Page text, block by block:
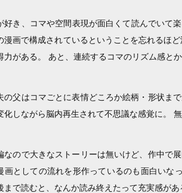
好き、コマや空間表現が面白くて読んでいて
漫画で構成されているということを忘れるほ
力がある。 あと、連続するコマのリズム感と
の父はコマごとに表情どころか絵柄・形状ま
化しながら脳内再生されて不思議な感覚に。
なので大きなストーリーは無いけど、作中で
画としての流れを形作っているのも面白いな
まで読むと、なんか読み終えたって充実感があ